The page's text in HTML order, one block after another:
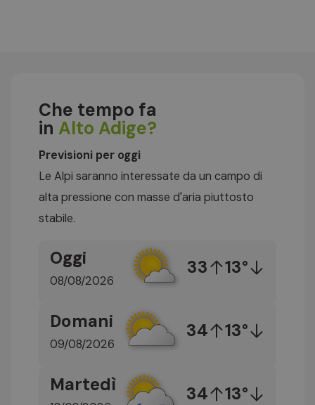
Che tempo fa
in Alto Adige?
Previsioni per oggi
Le Alpi saranno interessate da un campo di
alta pressione con masse d'aria piuttosto
stabile.
Oggi
08/08/2026
33 13°
Domani
09/08/2026
34 13°
Martedì 34 13°